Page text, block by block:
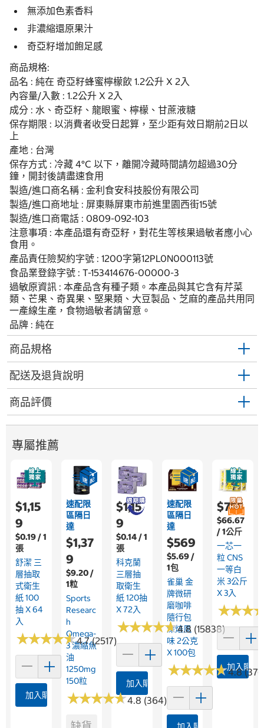
無添加色素香料
非濃縮還原果汁
奇亞籽增加飽足感
商品規格:
品名 : 純在 奇亞籽蜂蜜檸檬飲 1.2公升 X 2入
內容量/入數 : 1.2公升 X 2入
成分 : 水、奇亞籽、龍眼蜜、檸檬、甘蔗液糖
保存期限 : 以消費者收受日起算，至少距有效日期前2日以
上
產地 : 台灣
保存方式 : 冷藏 4°C 以下，離開冷藏時間請勿超過30分
鐘，開封後請盡速食用
製造/進口商名稱 : 金利食安科技股份有限公司
製造/進口商地址 : 屏東縣屏東市前進里園西街15號
製造/進口商電話 : 0809-092-103
注意事項 : 本產品還有奇亞籽，對花生等核果過敏者應小心
食用。
產品責任險契約字號 : 1200字第12PL0N000113號
食品業登錄字號 : T-153414676-00000-3
過敏原資訊 : 本產品含有種子類。本產品與其它含有芹菜
類、芒果、奇異果、堅果類、大豆製品、芝麻的產品共用同
一產線生產，食物過敏者請留意。
品牌 : 純在
商品規格
配送及退貨說明
商品評價
專屬推薦
$1,15
9
$0.19 / 1
張
舒潔 三
層抽取
式衛生
紙 100
抽 X 64
入
★★★★★
★★★★★4.7 (2517)
加入購物車
速配限
區隔日
達
$1,37
9
$9.20 /
1粒
Sports
Researc
H
Omega-
3 濃縮魚
油
1250mg
150粒
★★★★★
★★★★★4.8 (364)
$1,15
9
$0.14 / 1
張
科克蘭
三層抽
取衛生
紙 120抽
X 72入
★★★★★
★★★★★4.8 (15838)
加入購物車
速配限
區隔日
達
$569
$5.69 /
1包
雀巢 金
牌微研
磨咖啡
隨行包
深焙風
味 2公克
X 100包
★★★★★
★★★★★4.8
$755
$66.67
/ 1公斤
一芯一
粒 CNS
一等白
米 3公斤
X 3入
★★★
★★★
加入購物